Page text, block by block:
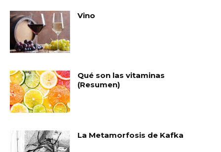
Vino
Qué son las vitaminas
(Resumen)
La Metamorfosis de Kafka